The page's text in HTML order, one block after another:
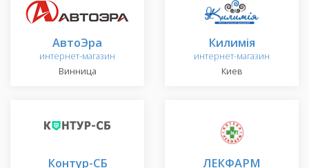
АвтоЭра
интернет-магазин
Винница
Килимія
интернет-магазин
Киев
Контур-СБ ЛЕКФАРМ